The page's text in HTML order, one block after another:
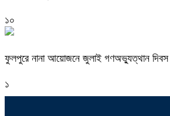
১০
ফুলপুরে নানা আয়োজনে জুলাই গণঅভ্যুত্থান দিবস
১